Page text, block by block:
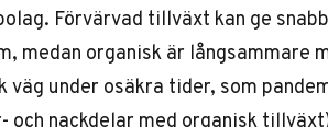
Förvärvad tillväxt kan ge
medan organisk är långsammare
väg under osäkra tider, som
och nackdelar med organisk tillväxt